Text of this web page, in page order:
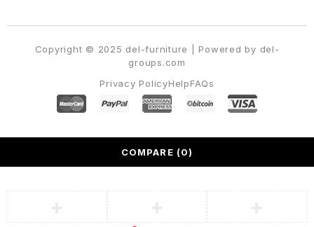
Privacy PolicyHelpFAQs
Copyright © 2025 del-furniture | Powered by del-
groups.com
COMPARE (0)